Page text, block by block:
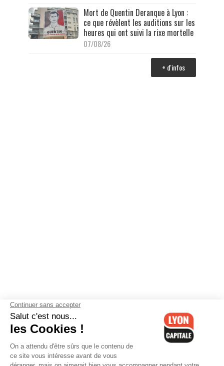
Mort de Quentin Deranque à Lyon :
ce que révèlent les auditions sur les
heures qui ont suivi la rixe mortelle
07/08/26
+ d'infos